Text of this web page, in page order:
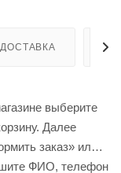
ДОСТАВКА
выберите
Далее
заказ» или
ФИО, телефон